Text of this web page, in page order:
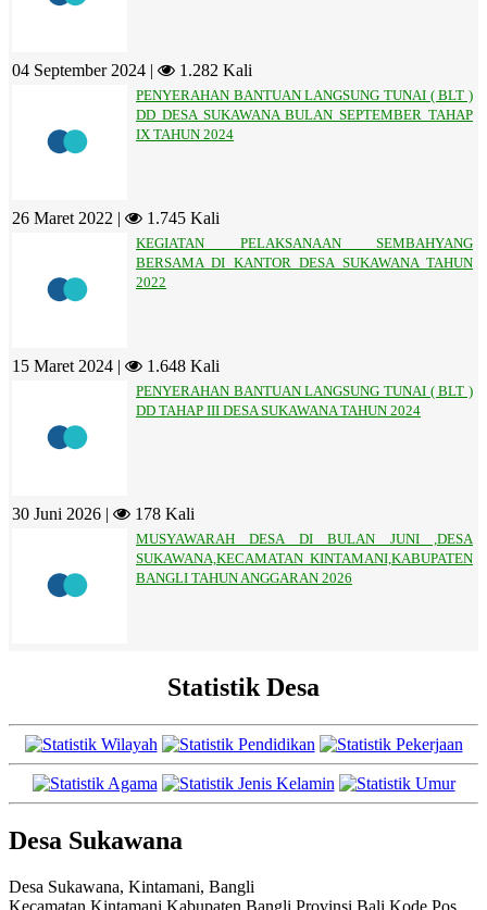
04 September 2024 | 1.282 Kali
PENYERAHAN BANTUAN LANGSUNG TUNAI ( BLT )
DD DESA SUKAWANA BULAN SEPTEMBER TAHAP
IX TAHUN 2024
26 Maret 2022 | 1.745 Kali
KEGIATAN PELAKSANAAN SEMBAHYANG
BERSAMA DI KANTOR DESA SUKAWANA TAHUN
2022
15 Maret 2024 | 1.648 Kali
PENYERAHAN BANTUAN LANGSUNG TUNAI ( BLT )
DD TAHAP III DESA SUKAWANA TAHUN 2024
30 Juni 2026 | 178 Kali
MUSYAWARAH DESA DI BULAN JUNI ,DESA
SUKAWANA,KECAMATAN KINTAMANI,KABUPATEN
BANGLI TAHUN ANGGARAN 2026
Statistik Desa
Desa Sukawana
Desa Sukawana, Kintamani, Bangli
Kecamatan Kintamani Kabupaten Bangli Provinsi Bali Kode Pos